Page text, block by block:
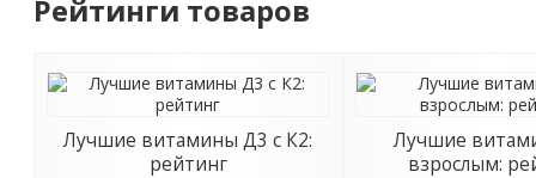
Рейтинги товаров
Лучшие витамины Д3 с К2:
рейтинг
Лучшие
взрослым: